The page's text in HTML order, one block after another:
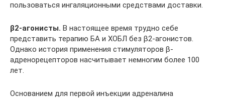
пользоваться ингаляционными средствами доставки.
β2-агонисты. В настоящее время трудно себе
представить терапию БА и ХОБЛ без β2-агонистов.
Однако история применения стимуляторов β-
адренорецепторов насчитывает немногим более 100
лет.
Основанием для первой инъекции адреналина